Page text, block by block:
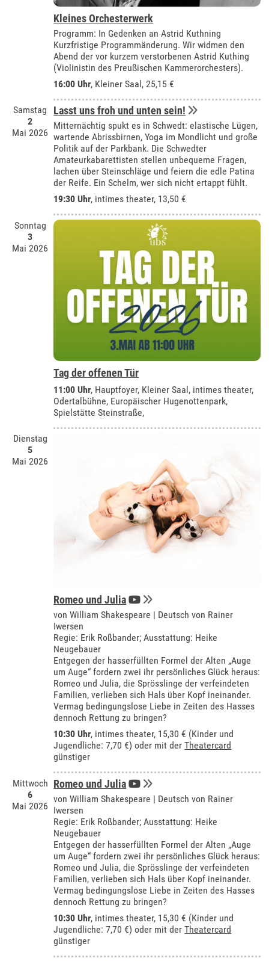
Kleines Orchesterwerk
Programm: In Gedenken an Astrid Kuthning
Kurzfristige Programmänderung. Wir widmen den
Abend der vor kurzem verstorbenen Astrid Kuthing
(Violinistin des Preußischen Kammerorchesters).
16:00 Uhr, Kleiner Saal, 25,15 €
Samstag
2
Mai 2026
Lasst uns froh und unten sein!
Mitternächtig spukt es in Schwedt: elastische Lügen,
wartende Abrissbirnen, Yoga im Mondlicht und große
Politik auf der Parkbank. Die Schwedter
Amateurkabarettisten stellen unbequeme Fragen,
lachen über Steinschläge und feiern die edle Patina
der Reife. Ein Schelm, wer sich nicht ertappt fühlt.
19:30 Uhr, intimes theater, 13,50 €
Sonntag
3
Mai 2026
Tag der offenen Tür
11:00 Uhr, Hauptfoyer, Kleiner Saal, intimes theater,
Odertalbühne, Europäischer Hugenottenpark,
Spielstätte Steinstraße,
Dienstag
5
Mai 2026
Romeo und Julia
von William Shakespeare | Deutsch von Rainer
Iwersen
Regie: Erik Roßbander; Ausstattung: Heike
Neugebauer
Entgegen der hasserfüllten Formel der Alten „Auge
um Auge“ fordern zwei ihr persönliches Glück heraus:
Romeo und Julia, die Sprösslinge der verfeindeten
Familien, verlieben sich Hals über Kopf ineinander.
Vermag bedingungslose Liebe in Zeiten des Hasses
dennoch Rettung zu bringen?
10:30 Uhr, intimes theater, 15,30 € (Kinder und
Jugendliche: 7,70 €) oder mit derTheatercard
günstiger
Mittwoch
6
Mai 2026
Romeo und Julia
von William Shakespeare | Deutsch von Rainer
Iwersen
Regie: Erik Roßbander; Ausstattung: Heike
Neugebauer
Entgegen der hasserfüllten Formel der Alten „Auge
um Auge“ fordern zwei ihr persönliches Glück heraus:
Romeo und Julia, die Sprösslinge der verfeindeten
Familien, verlieben sich Hals über Kopf ineinander.
Vermag bedingungslose Liebe in Zeiten des Hasses
dennoch Rettung zu bringen?
10:30 Uhr, intimes theater, 15,30 € (Kinder und
Jugendliche: 7,70 €) oder mit derTheatercard
günstiger